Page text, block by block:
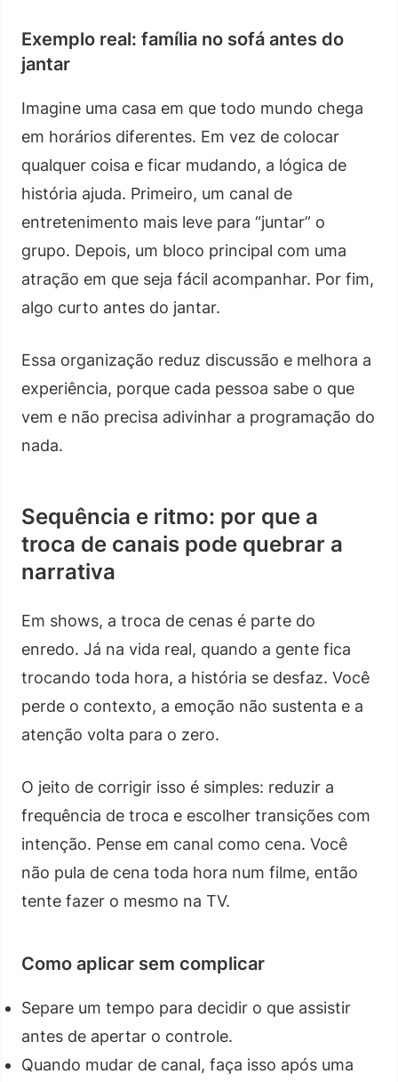
Exemplo real: família no sofá antes do
jantar
Imagine uma casa em que todo mundo chega
em horários diferentes. Em vez de colocar
qualquer coisa e ficar mudando, a lógica de
história ajuda. Primeiro, um canal de
entretenimento mais leve para “juntar” o
grupo. Depois, um bloco principal com uma
atração em que seja fácil acompanhar. Por fim,
algo curto antes do jantar.
Essa organização reduz discussão e melhora a
experiência, porque cada pessoa sabe o que
vem e não precisa adivinhar a programação do
nada.
Sequência e ritmo: por que a
troca de canais pode quebrar a
narrativa
Em shows, a troca de cenas é parte do
enredo. Já na vida real, quando a gente fica
trocando toda hora, a história se desfaz. Você
perde o contexto, a emoção não sustenta e a
atenção volta para o zero.
O jeito de corrigir isso é simples: reduzir a
frequência de troca e escolher transições com
intenção. Pense em canal como cena. Você
não pula de cena toda hora num filme, então
tente fazer o mesmo na TV.
Como aplicar sem complicar
Separe um tempo para decidir o que assistir
antes de apertar o controle.
Quando mudar de canal, faça isso após uma